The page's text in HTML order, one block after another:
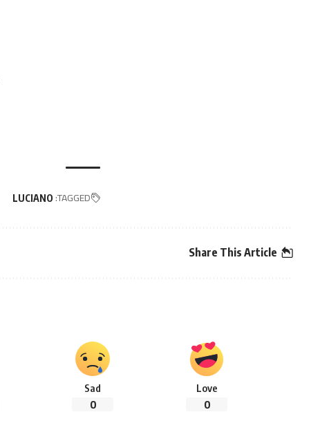
TAGGED:
LUCIANO
Share This Article
Love
0
Sad
0